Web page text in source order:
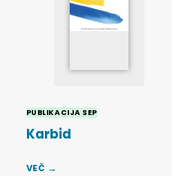
PUBLIKACIJA SEP
Karbid
VEČ →